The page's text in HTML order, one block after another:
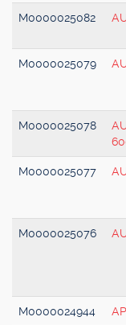
M0000025082
M0000025079
M0000025078
M0000025077
M0000025076
M0000024944